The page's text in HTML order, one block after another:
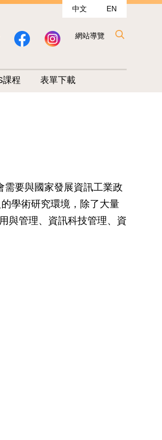
網站導覽
課程 表單下載
中文 EN
要與國家發展資訊工業政
學術研究環境，除了大量
與管理、資訊科技管理、資